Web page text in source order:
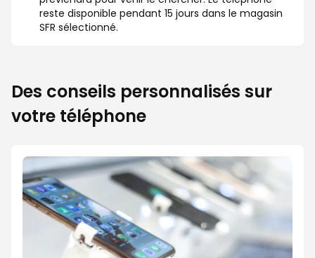
reste disponible pendant 15 jours dans le magasin
SFR sélectionné.
Des conseils personnalisés sur
votre téléphone